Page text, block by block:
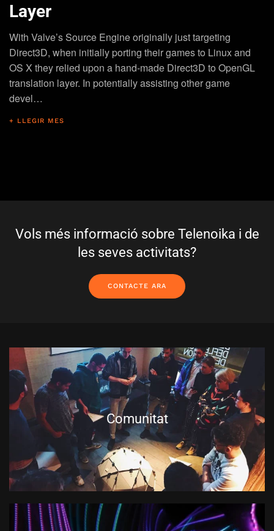
Layer
With Valve’s Source Engine originally just targeting
Direct3D, when initially porting their games to Linux and
OS X they relied upon a hand-made Direct3D to OpenGL
translation layer. In potentially assisting other game
devel…
+ LLEGIR MES
Vols més informació sobre Telenoika i de
les seves activitats?
CONTACTE ARA
Comunitat